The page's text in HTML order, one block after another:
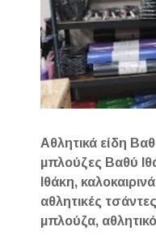
Αθλητικά είδη
μπλούζες Βαθύ
Ιθάκη,
αθλητικές
μπλούζα,